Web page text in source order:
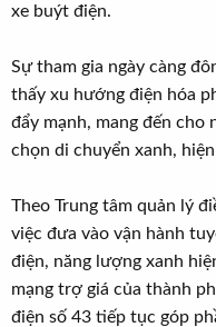
xe buýt điện.
Sự tham gia ngày càng
thấy xu hướng điện hóa
đẩy mạnh, mang đến cho
chọn di chuyển xanh,
Theo Trung tâm quản lý
việc đưa vào vận hành
điện, năng lượng xanh
mạng trợ giá của thành
điện số 43 tiếp tục góp